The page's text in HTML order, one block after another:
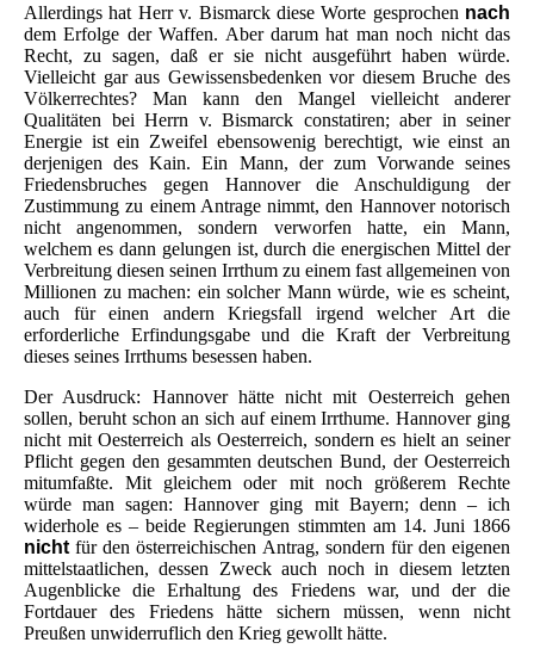
Allerdings hat Herr v. Bismarck diese Worte gesprochen nach
dem Erfolge der Waffen. Aber darum hat man noch nicht das
Recht, zu sagen, daß er sie nicht ausgeführt haben würde.
Vielleicht gar aus Gewissensbedenken vor diesem Bruche des
Völkerrechtes? Man kann den Mangel vielleicht anderer
Qualitäten bei Herrn v. Bismarck constatiren; aber in seiner
Energie ist ein Zweifel ebensowenig berechtigt, wie einst an
derjenigen des Kain. Ein Mann, der zum Vorwande seines
Friedensbruches gegen Hannover die Anschuldigung der
Zustimmung zu einem Antrage nimmt, den Hannover notorisch
nicht angenommen, sondern verworfen hatte, ein Mann,
welchem es dann gelungen ist, durch die energischen Mittel der
Verbreitung diesen seinen Irrthum zu einem fast allgemeinen von
Millionen zu machen: ein solcher Mann würde, wie es scheint,
auch für einen andern Kriegsfall irgend welcher Art die
erforderliche Erfindungsgabe und die Kraft der Verbreitung
dieses seines Irrthums besessen haben.
Der Ausdruck: Hannover hätte nicht mit Oesterreich gehen
sollen, beruht schon an sich auf einem Irrthume. Hannover ging
nicht mit Oesterreich als Oesterreich, sondern es hielt an seiner
Pflicht gegen den gesammten deutschen Bund, der Oesterreich
mitumfaßte. Mit gleichem oder mit noch größerem Rechte
würde man sagen: Hannover ging mit Bayern; denn – ich
widerhole es – beide Regierungen stimmten am 14. Juni 1866
nicht für den österreichischen Antrag, sondern für den eigenen
mittelstaatlichen, dessen Zweck auch noch in diesem letzten
Augenblicke die Erhaltung des Friedens war, und der die
Fortdauer des Friedens hätte sichern müssen, wenn nicht
Preußen unwiderruflich den Krieg gewollt hätte.